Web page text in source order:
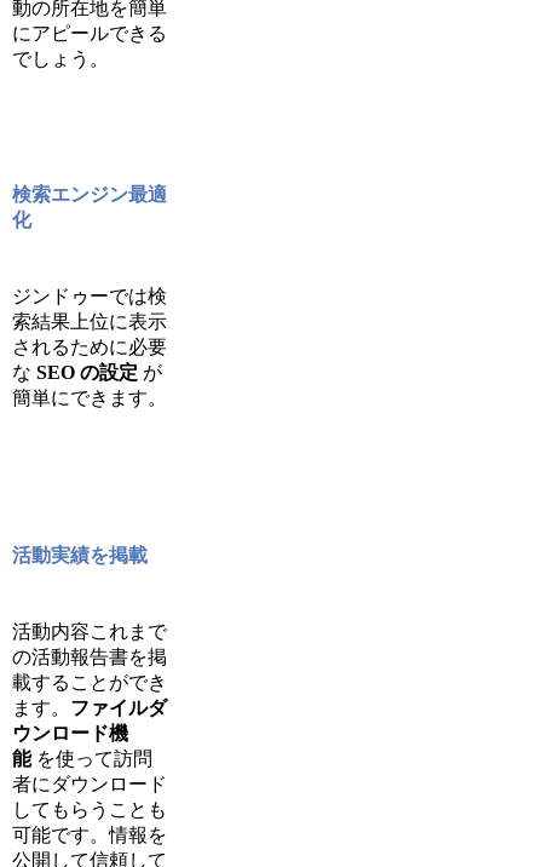
動の所在地を簡単
にアピールできる
でしょう。
検索エンジン最適
化
ジンドゥーでは検
索結果上位に表示
されるために必要
な SEO の設定 が
簡単にできます。
活動実績を掲載
活動内容これまで
の活動報告書を掲
載することができ
ます。 ファイルダ
ウンロード機
能を使って訪問
者にダウンロード
してもらうことも
可能です。情報を
公開して信頼して